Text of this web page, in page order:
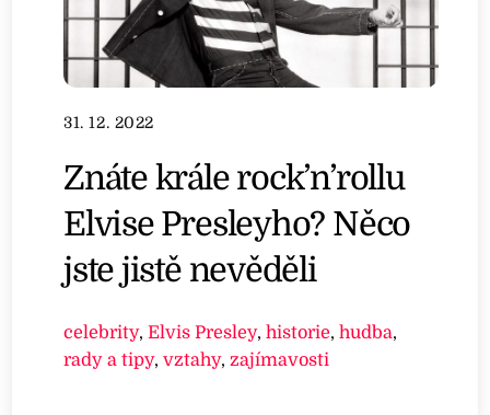
31. 12. 2022
Znáte krále rock’n’rollu
Elvise Presleyho? Něco
jste jistě nevěděli
celebrity,Elvis Presley,historie,hudba,
rady a tipy,vztahy, zajímavosti